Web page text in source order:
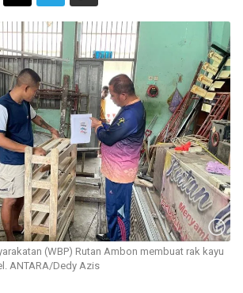
(WBP) Rutan Ambon membuat rak kayu
ANTARA/Dedy Azis